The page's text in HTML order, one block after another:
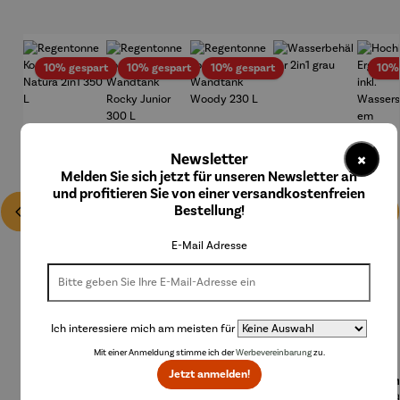
10% gespartRabatt10% gespartRabatt
Regenton
10% gespartRabatt
Regenton
×
Newsletter
Melden Sie sich jetzt für unseren Newsletter an
und profitieren Sie von einer versandkostenfreien
Bestellung!
E-Mail Adresse
Ich interessiere mich am meisten für
Mit einer Anmeldung stimme ich derWerbevereinbarungzu.
Jetzt anmelden!